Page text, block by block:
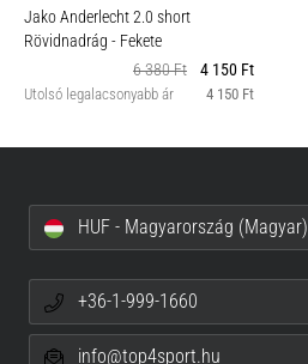
Jako Anderlecht 2.0 short
Rövidnadrág - Fekete
6 380 Ft
4 150 Ft
Utolsó legalacsonyabb ár 4 150 Ft
HUF - Magyarország (Magyar)
+36-1-999-1660
info@top4sport.hu